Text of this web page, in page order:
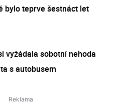
bylo teprve šestnáct let
vyžádala sobotní nehoda
s autobusem